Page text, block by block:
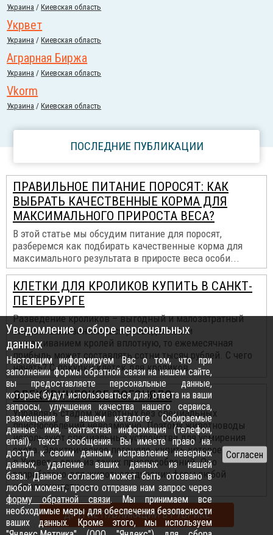
Украина /Киевская область
Укрвет
Украина /Киевская область
Аграрная Биржа
Украина /Киевская область
Vkorm
Украина /Киевская область
ПОСЛЕДНИЕ ПУБЛИКАЦИИ
ПРАВИЛЬНОЕ ПИТАНИЕ ПОРОСЯТ: КАК
ВЫБРАТЬ КАЧЕСТВЕННЫЕ КОРМА ДЛЯ
МАКСИМАЛЬНОГО ПРИРОСТА ВЕСА?
В этой статье мы обсудим питание для поросят,
разберемся как подбирать качественные корма для
максимального результата в приросте веса особи...
КЛЕТКИ ДЛЯ КРОЛИКОВ КУПИТЬ В САНКТ-
ПЕТЕРБУРГЕ
Разведение кроликов – выгодный и малозатратный
бизнес. Если заниматься разведением и
выращиванием кролей вплотную, то ежемесячная
прибыль может составлять сотни тысяч рублей. С чего
начать? С покупки клеток для кроликов...
ЭЛЕКТРИЧЕСКОЕ ПОГОНЯЛО
Управлять стадом животных без специальных
приспособлений невозможно. Поэтому животноводы
используют специальные устройства для усмирения
скота. Электрическое погоняло, купить которое можно
в Укрвет,– одно из таких приспособлений. Оно
разработано для животноводческих ферм любой
наполненности...
ДРУГИЕ ПУБЛИКАЦИИ В РУБРИКЕ
Уведомление о сборе персональных
данных
Настоящим информируем Вас о том, что при
заполнении формы обратной связи на нашем сайте,
вы предоставляете персональные данные,
которые будут использоваться для: ответа на ваши
запросы, улучшения качества нашего сервиса,
размещения в нашем каталоге. Собираемые
данные: имя, контактная информация (телефон,
email), текст сообщения. Вы имеете право на:
доступ к своим данным, исправление неверных
данных, удаление ваших данных из нашей
базы. Данное согласие может быть отозвано в
любой момент, просто отправив нам запрос через
форму обратной связи. Мы принимаем все
необходимые меры для обеспечения безопасности
ваших данных. Кроме этого, мы используем